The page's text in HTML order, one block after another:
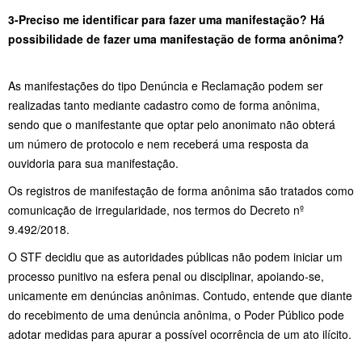
3-Preciso me identificar para fazer uma manifestação? Há
possibilidade de fazer uma manifestação de forma anônima?
As manifestações do tipo Denúncia e Reclamação podem ser
realizadas tanto mediante cadastro como de forma anônima,
sendo que o manifestante que optar pelo anonimato não obterá
um número de protocolo e nem receberá uma resposta da
ouvidoria para sua manifestação.
Os registros de manifestação de forma anônima são tratados como
comunicação de irregularidade, nos termos do Decreto nº
9.492/2018.
O STF decidiu que as autoridades públicas não podem iniciar um
processo punitivo na esfera penal ou disciplinar, apoiando-se,
unicamente em denúncias anônimas. Contudo, entende que diante
do recebimento de uma denúncia anônima, o Poder Público pode
adotar medidas para apurar a possível ocorrência de um ato ilícito.